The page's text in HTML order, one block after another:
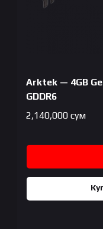
Arktek — 4GB
GDDR6
2,140,000 сум